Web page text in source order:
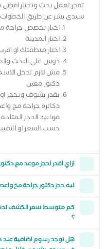
تقدر تعمل بحث وتختار
سيدي بشر عن طريق الخطوات
اختار تخصص جراحة
اختار المدينة
اختار منطقتك او
دوس على البحث
مش لازم تدخل الاسم
دكتور معين
تقدر تشوف وتحجز
دكاترة جراحة مخ
مواعيد الحجز
حسب السعر او
ازاي اقدر احجز موعد مع
ليه حجز دكتور جراحة مخ
كم متوسط سعر الكشف
؟
هل توجد رسوم اضافية عند